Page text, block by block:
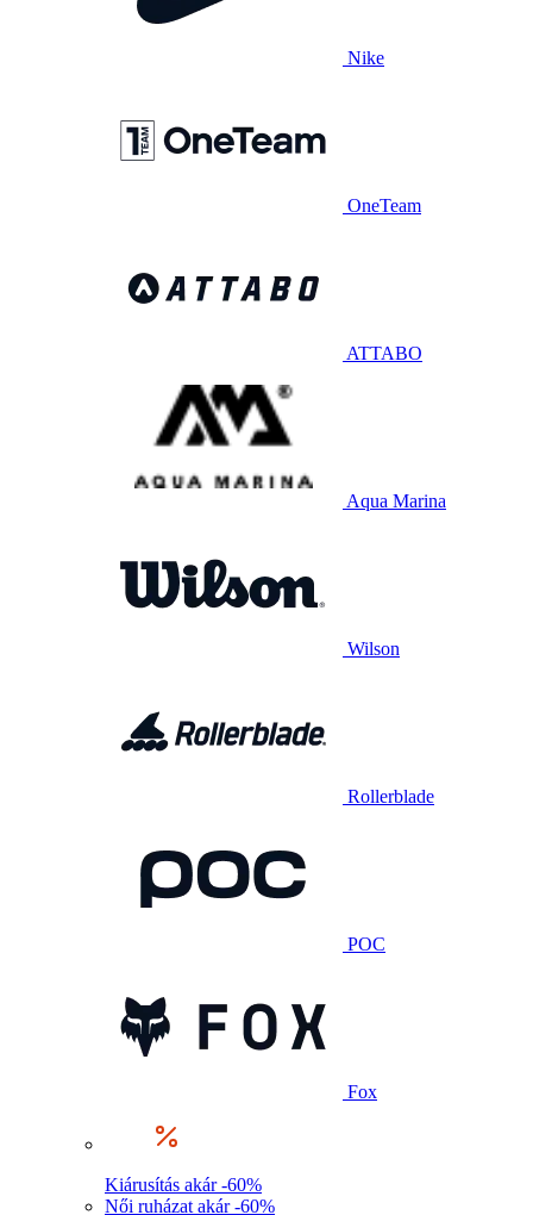
Nike
OneTeam
ATTABO
Aqua Marina
Wilson
Rollerblade
POC
Fox
Kiárusítás akár -60%
Női ruházat akár -60%